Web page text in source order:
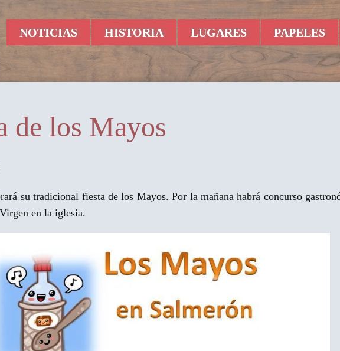
NOTICIAS HISTORIA LUGARES PAPELES
de los Mayos
su tradicional fiesta de los Mayos. Por la mañana habrá concurso
en la iglesia.